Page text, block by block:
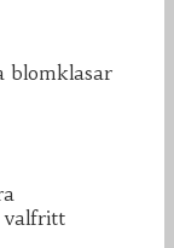
blomklasar
valfritt